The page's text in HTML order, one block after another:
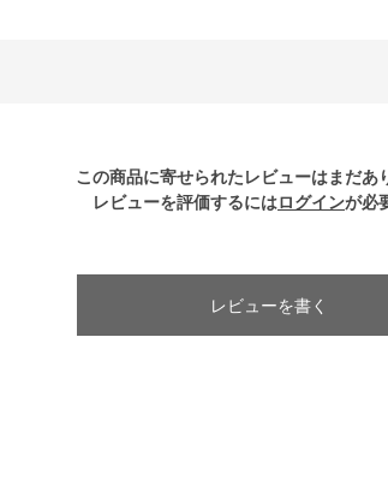
この商品に寄せられたレビューはまだあ
レビューを評価するにはログインが必
レビューを書く